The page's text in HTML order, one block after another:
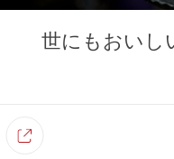
世にもおいし